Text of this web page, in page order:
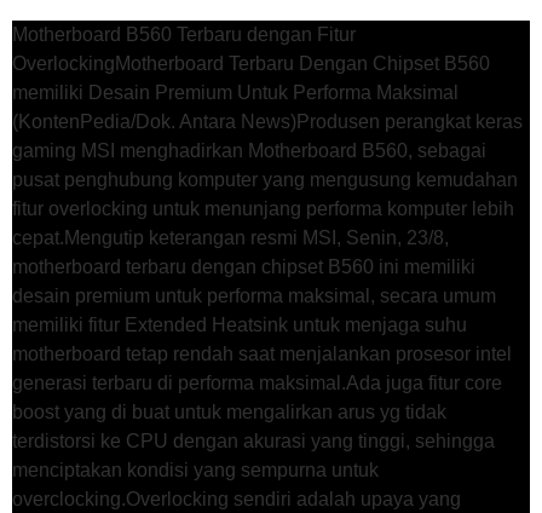
Motherboard B560 Terbaru dengan Fitur
OverlockingMotherboard Terbaru Dengan Chipset B560
memiliki Desain Premium Untuk Performa Maksimal
(KontenPedia/Dok. Antara News)Produsen perangkat keras
gaming MSI menghadirkan Motherboard B560, sebagai
pusat penghubung komputer yang mengusung kemudahan
fitur overlocking untuk menunjang performa komputer lebih
cepat.Mengutip keterangan resmi MSI, Senin, 23/8,
motherboard terbaru dengan chipset B560 ini memiliki
desain premium untuk performa maksimal, secara umum
memiliki fitur Extended Heatsink untuk menjaga suhu
motherboard tetap rendah saat menjalankan prosesor intel
generasi terbaru di performa maksimal.Ada juga fitur core
boost yang di buat untuk mengalirkan arus yg tidak
terdistorsi ke CPU dengan akurasi yang tinggi, sehingga
menciptakan kondisi yang sempurna untuk
overclocking.Overlocking sendiri adalah upaya yang